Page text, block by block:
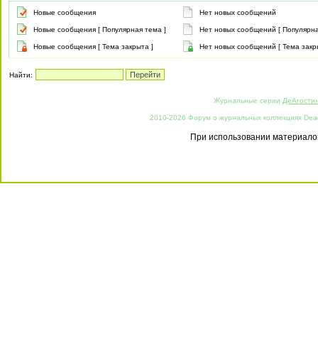
Новые сообщения Нет новых сообщений
Новые сообщения [ Популярная тема ] Нет новых сообщений [
Новые сообщения [ Тема закрыта ] Нет новых сообщений [ Тема
Найти:
Журнальные серии
2010-2026 Форум о журнальных коллекциях
При использовании